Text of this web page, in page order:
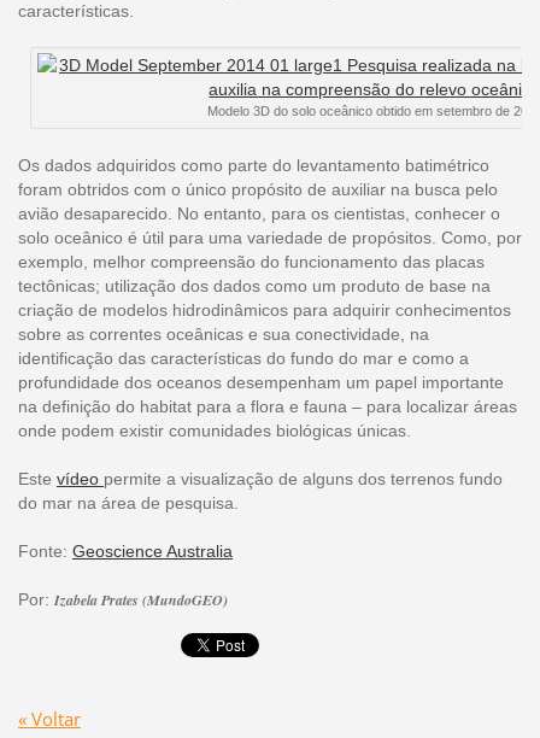
características.
Modelo 3D do solo oceânico obtido em setembro de
Os dados adquiridos como parte do levantamento batimétrico
foram obtridos com o único propósito de auxiliar na busca pelo
avião desaparecido. No entanto, para os cientistas, conhecer o
solo oceânico é útil para uma variedade de propósitos. Como, por
exemplo, melhor compreensão do funcionamento das placas
tectônicas; utilização dos dados como um produto de base na
criação de modelos hidrodinâmicos para adquirir conhecimentos
sobre as correntes oceânicas e sua conectividade, na
identificação das características do fundo do mar e como a
profundidade dos oceanos desempenham um papel importante
na definição do habitat para a flora e fauna – para localizar áreas
onde podem existir comunidades biológicas únicas.
Este vídeo permite a visualização de alguns dos terrenos fundo
do mar na área de pesquisa.
Fonte: Geoscience Australia
Por: Izabela Prates (MundoGEO)
« Voltar